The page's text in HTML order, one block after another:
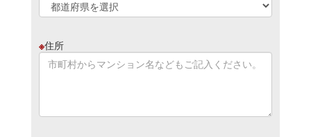
※住所